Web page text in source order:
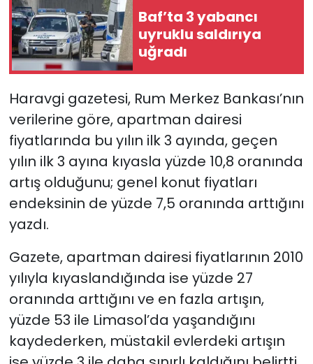
Baf’ta 3 yabancı
uyruklu saldırıya
uğradı
Haravgi gazetesi, Rum Merkez Bankası’nın
verilerine göre, apartman dairesi
fiyatlarında bu yılın ilk 3 ayında, geçen
yılın ilk 3 ayına kıyasla yüzde 10,8 oranında
artış olduğunu; genel konut fiyatları
endeksinin de yüzde 7,5 oranında arttığını
yazdı.
Gazete, apartman dairesi fiyatlarının 2010
yılıyla kıyaslandığında ise yüzde 27
oranında arttığını ve en fazla artışın,
yüzde 53 ile Limasol’da yaşandığını
kaydederken, müstakil evlerdeki artışın
Nöbetçi Eczaneler
Otomobil Dünyası
SAĞLIK
Spor
Teknoloji
TÜRKiYE
Video Galeri
YAŞAM
Yazarlar